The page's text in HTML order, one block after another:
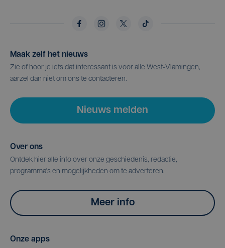
Maak zelf het nieuws
Zie of hoor je iets dat interessant is voor alle West-Vlamingen,
aarzel dan niet om ons te contacteren.
Nieuws melden
Over ons
Ontdek hier alle info over onze geschiedenis, redactie,
programma's en mogelijkheden om te adverteren.
Meer info
Onze apps